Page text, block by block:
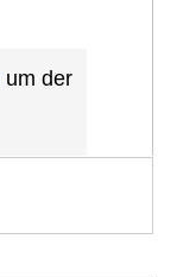
um der